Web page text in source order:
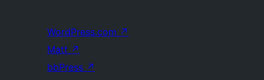
WordPress.com ↗
Matt ↗
bbPress ↗